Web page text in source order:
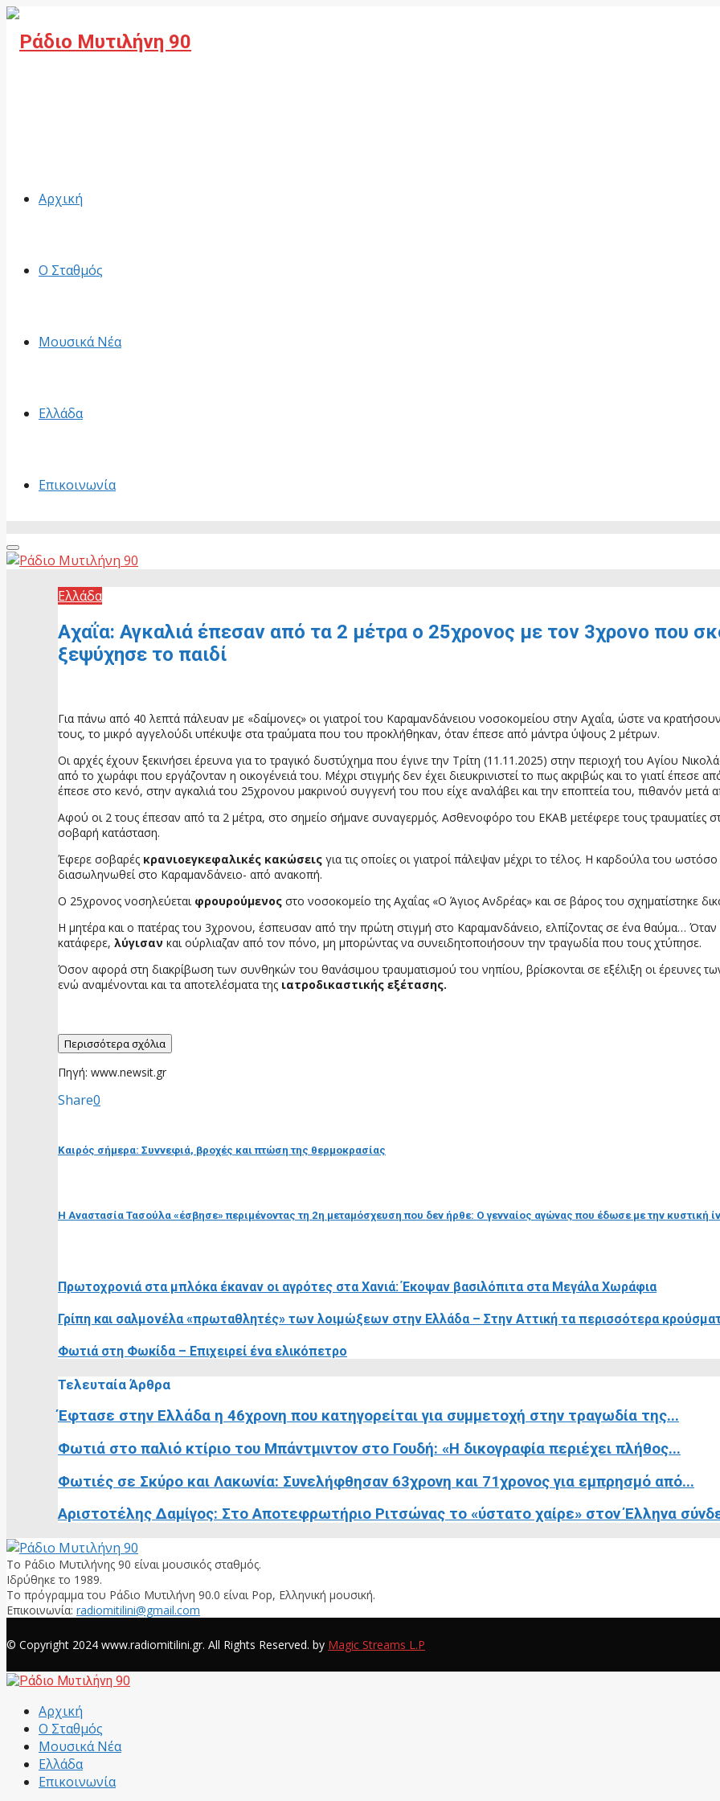
Αρχική
Ο Σταθμός
Μουσικά Νέα
Ελλάδα
Επικοινωνία
Primary
Menu
Ελλάδα
Αχαΐα: Αγκαλιά έπεσαν από τα 2 μέτρα ο 25χρονος με τον 3χρονο που
ξεψύχησε το παιδί
Για πάνω από 40 λεπτά πάλευαν με «δαίμονες» οι γιατροί του Καραμανδάνειου νοσοκομείου στην Αχαΐα, ώστε να
τους, το μικρό αγγελούδι υπέκυψε στα τραύματα που του προκλήθηκαν, όταν έπεσε από μάντρα ύψους 2 μέτρων.
Οι αρχές έχουν ξεκινήσει έρευνα για το τραγικό δυστύχημα που έγινε την Τρίτη (11.11.2025) στην περιοχή του Αγίου
από το χωράφι που εργάζονταν η οικογένειά του. Μέχρι στιγμής δεν έχει διευκρινιστεί το πως ακριβώς και το γιατί
έπεσε στο κενό, στην αγκαλιά του 25χρονου μακρινού συγγενή του που είχε αναλάβει και την εποπτεία του, πιθανόν μετά
Αφού οι 2 τους έπεσαν από τα 2 μέτρα, στο σημείο σήμανε συναγερμός. Ασθενοφόρο του ΕΚΑΒ μετέφερε τους τραυματίες
σοβαρή κατάσταση.
Έφερε σοβαρές κρανιοεγκεφαλικές κακώσεις για τις οποίες οι γιατροί πάλεψαν μέχρι το τέλος. Η καρδούλα του
διασωληνωθεί στο Καραμανδάνειο- από ανακοπή.
Ο 25χρονος νοσηλεύεται φρουρούμενος στο νοσοκομείο της Αχαΐας «Ο Άγιος Ανδρέας» και σε βάρος του σχηματίστηκε
Η μητέρα και ο πατέρας του 3χρονου, έσπευσαν από την πρώτη στιγμή στο Καραμανδάνειο, ελπίζοντας σε ένα θαύμα… Όταν
κατάφερε, λύγισαν και ούρλιαζαν από τον πόνο, μη μπορώντας να συνειδητοποιήσουν την τραγωδία που τους χτύπησε.
Όσον αφορά στη διακρίβωση των συνθηκών του θανάσιμου τραυματισμού του νηπίου, βρίσκονται σε εξέλιξη οι έρευνες
ενώ αναμένονται και τα αποτελέσματα της ιατροδικαστικής εξέτασης.
Περισσότερα σχόλια
Πηγή: www.newsit.gr
Share0
Καιρός σήμερα: Συννεφιά, βροχές και πτώση της θερμοκρασίας
Η Αναστασία Τασούλα «έσβησε» περιμένοντας τη 2η μεταμόσχευση που δεν ήρθε: Ο γενναίος αγώνας που έδωσε με την κυστική
Πρωτοχρονιά στα μπλόκα έκαναν οι αγρότες στα Χανιά: Έκοψαν βασιλόπιτα στα Μεγάλα Χωράφια
Γρίπη και σαλμονέλα «πρωταθλητές» των λοιμώξεων στην Ελλάδα – Στην Αττική τα περισσότερα
Φωτιά στη Φωκίδα – Επιχειρεί ένα ελικόπετρο
Τελευταία Άρθρα
Έφτασε στην Ελλάδα η 46χρονη που κατηγορείται για συμμετοχή στην τραγωδία της...
Φωτιά στο παλιό κτίριο του Μπάντμιντον στο Γουδή: «Η δικογραφία περιέχει πλήθος...
Φωτιές σε Σκύρο και Λακωνία: Συνελήφθησαν 63χρονη και 71χρονος για εμπρησμό από...
Αριστοτέλης Δαμίγος: Στο Αποτεφρωτήριο Ριτσώνας το «ύστατο χαίρε» στον Έλληνα
Το Ράδιο Μυτιλήνης 90 είναι μουσικός σταθμός.
Ιδρύθηκε το 1989.
Το πρόγραμμα του Ράδιο Μυτιλήνη 90.0 είναι Pop, Ελληνική μουσική.
Επικοινωνία: radiomitilini@gmail.com
© Copyright 2024 www.radiomitilini.gr. All Rights Reserved. by Magic Streams L.P
Αρχική
Ο Σταθμός
Μουσικά Νέα
Ελλάδα
Επικοινωνία